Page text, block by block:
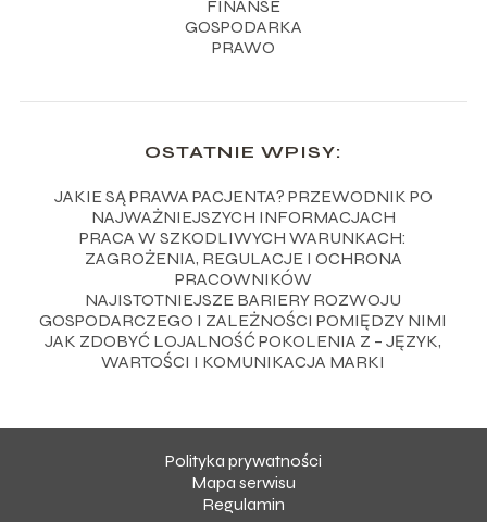
FINANSE
GOSPODARKA
PRAWO
OSTATNIE WPISY:
JAKIE SĄ PRAWA PACJENTA? PRZEWODNIK PO
NAJWAŻNIEJSZYCH INFORMACJACH
PRACA W SZKODLIWYCH WARUNKACH:
ZAGROŻENIA, REGULACJE I OCHRONA
PRACOWNIKÓW
NAJISTOTNIEJSZE BARIERY ROZWOJU
GOSPODARCZEGO I ZALEŻNOŚCI POMIĘDZY NIMI
JAK ZDOBYĆ LOJALNOŚĆ POKOLENIA Z – JĘZYK,
WARTOŚCI I KOMUNIKACJA MARKI
Polityka prywatności
Mapa serwisu
Regulamin